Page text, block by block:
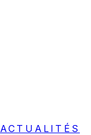
ACTUALITÉS